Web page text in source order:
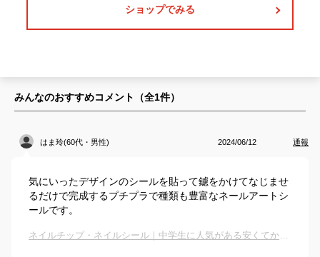
ショップでみる
みんなのおすすめコメント（全1件）
はま玲(60代・男性) 2024/06/12 通報
気にいったデザインのシールを貼って鑢をかけてなじませ
るだけで完成するプチプラで種類も豊富なネールアートシ
ールです。
ネイルチップ・ネイルシール｜中学生に人気がある安くてかわいいネイルアートグッズのおすすめは？